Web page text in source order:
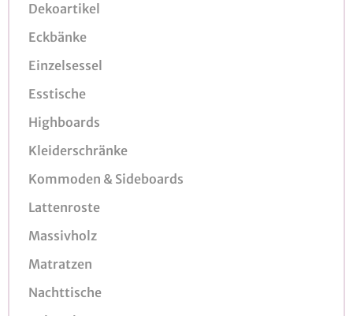
Dekoartikel
Eckbänke
Einzelsessel
Esstische
Highboards
Kleiderschränke
Kommoden & Sideboards
Lattenroste
Massivholz
Matratzen
Nachttische